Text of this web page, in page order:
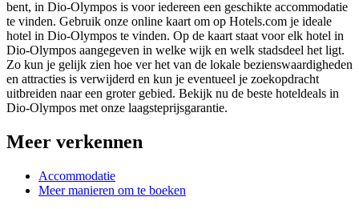
bent, in Dio-Olympos is voor iedereen een geschikte accommodatie
te vinden. Gebruik onze online kaart om op Hotels.com je ideale
hotel in Dio-Olympos te vinden. Op de kaart staat voor elk hotel in
Dio-Olympos aangegeven in welke wijk en welk stadsdeel het ligt.
Zo kun je gelijk zien hoe ver het van de lokale bezienswaardigheden
en attracties is verwijderd en kun je eventueel je zoekopdracht
uitbreiden naar een groter gebied. Bekijk nu de beste hoteldeals in
Dio-Olympos met onze laagsteprijsgarantie.
Meer verkennen
Accommodatie
Meer manieren om te boeken